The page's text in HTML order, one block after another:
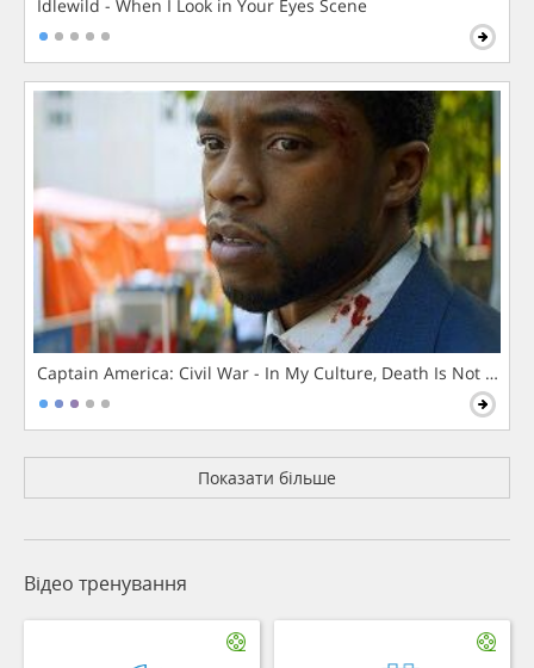
Idlewild - When I Look in Your Eyes Scene
Captain America: Civil War - In My Culture, Death Is Not The
Показати більше
Відео тренування